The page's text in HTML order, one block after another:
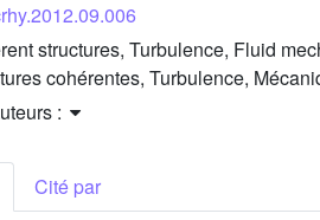
structures, Turbulence, Fluid
cohérentes, Turbulence,
:
Cité par